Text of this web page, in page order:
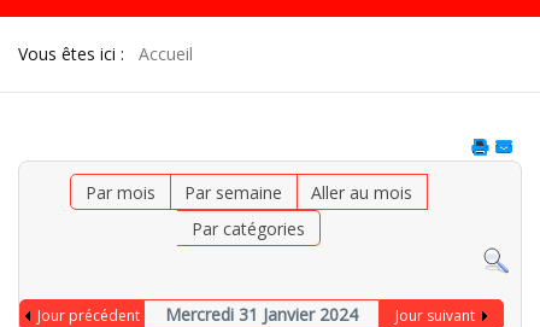
Vous êtes ici : Accueil
Par mois Par semaine
Aller au mois
Par catégories
Jour précédent Mercredi 31 Janvier 2024 Jour suivant